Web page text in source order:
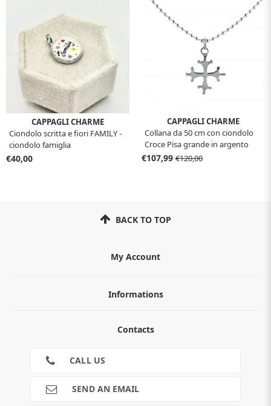
CAPPAGLI CHARME
Ciondolo scritta e fiori FAMILY -
ciondolo famiglia
€40,00
CAPPAGLI CHARME
Collana da 50 cm con ciondolo
Croce Pisa grande in argento
€107,99 €120,00
BACK TO TOP
My Account
Informations
TERMS AND CONDITIONS
PAYMENTS
Contacts
CALL US
SEND AN EMAIL